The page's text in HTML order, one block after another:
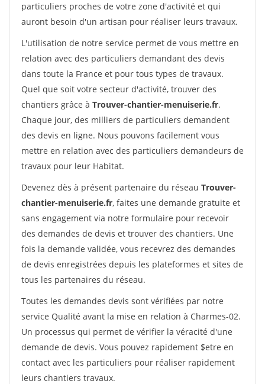
particuliers proches de votre zone d'activité et qui
auront besoin d'un artisan pour réaliser leurs travaux.
L'utilisation de notre service permet de vous mettre en
relation avec des particuliers demandant des devis
dans toute la France et pour tous types de travaux.
Quel que soit votre secteur d'activité, trouver des
chantiers grâce à Trouver-chantier-menuiserie.fr.
Chaque jour, des milliers de particuliers demandent
des devis en ligne. Nous pouvons facilement vous
mettre en relation avec des particuliers demandeurs de
travaux pour leur Habitat.
Devenez dès à présent partenaire du réseau Trouver-
chantier-menuiserie.fr, faites une demande gratuite et
sans engagement via notre formulaire pour recevoir
des demandes de devis et trouver des chantiers. Une
fois la demande validée, vous recevrez des demandes
de devis enregistrées depuis les plateformes et sites de
tous les partenaires du réseau.
Toutes les demandes devis sont vérifiées par notre
service Qualité avant la mise en relation à Charmes-02.
Un processus qui permet de vérifier la véracité d'une
demande de devis. Vous pouvez rapidement $etre en
contact avec les particuliers pour réaliser rapidement
leurs chantiers travaux.